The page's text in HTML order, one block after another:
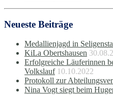
Neueste Beiträge
Medallienjagd in
KiLa Obertshausen
Erfolgreiche Läuferinnen
Volkslauf 10.10.2022
Protokoll zur
Nina Vogt siegt beim